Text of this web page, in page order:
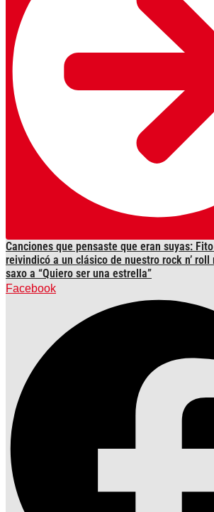
Canciones que pensaste que eran suyas:
reivindicó a un clásico de nuestro rock n’
saxo a “Quiero ser una estrella”
Facebook